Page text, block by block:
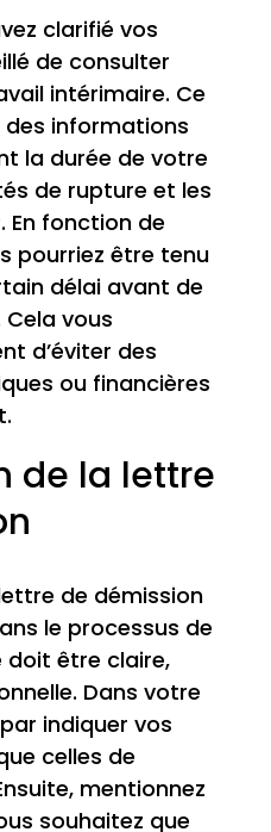
clarifié vos
de consulter
intérimaire. Ce
informations
la durée de votre
de rupture et les
En fonction de
pourriez être tenu
délai avant de
vous
d’éviter des
ou financières
de la lettre
de démission
le processus de
être claire,
Dans votre
indiquer vos
celles de
mentionnez
souhaitez que